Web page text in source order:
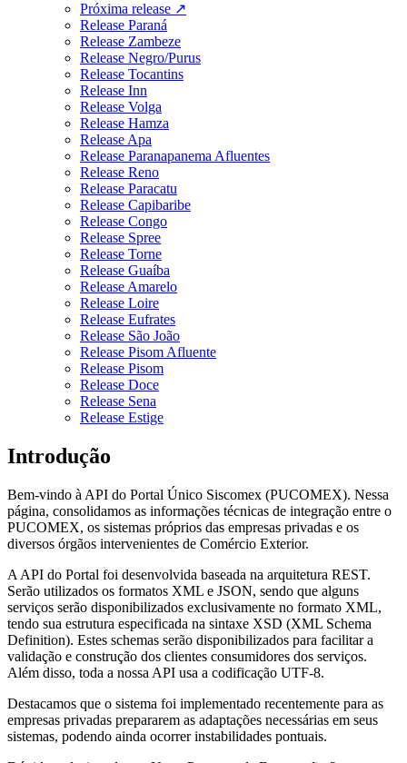
Próxima release ↗
Release Paraná
Release Zambeze
Release Negro/Purus
Release Tocantins
Release Inn
Release Volga
Release Hamza
Release Apa
Release Paranapanema Afluentes
Release Reno
Release Paracatu
Release Capibaribe
Release Congo
Release Spree
Release Torne
Release Guaíba
Release Amarelo
Release Loire
Release Eufrates
Release São João
Release Pisom Afluente
Release Pisom
Release Doce
Release Sena
Release Estige
Introdução
Bem-vindo à API do Portal Único Siscomex (PUCOMEX). Nessa
página, consolidamos as informações técnicas de integração entre o
PUCOMEX, os sistemas próprios das empresas privadas e os
diversos órgãos intervenientes de Comércio Exterior.
A API do Portal foi desenvolvida baseada na arquitetura REST.
Serão utilizados os formatos XML e JSON, sendo que alguns
serviços serão disponibilizados exclusivamente no formato XML,
tendo sua estrutura especificada na sintaxe XSD (XML Schema
Definition). Estes schemas serão disponibilizados para facilitar a
validação e construção dos clientes consumidores dos serviços.
Além disso, toda a nossa API usa a codificação UTF-8.
Destacamos que o sistema foi implementado recentemente para as
empresas privadas prepararem as adaptações necessárias em seus
sistemas, podendo ainda ocorrer instabilidades pontuais.